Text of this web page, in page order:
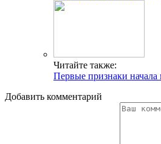
Читайте также:
Первые признаки начала
Добавить комментарий